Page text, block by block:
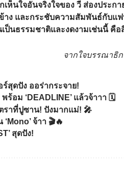
เห็นใจอันจริงใจของ วี ส่องประก
ง และกระชับความสัมพันธ์กับแ
ป็นธรรมชาติและงดงามเช่นนี้ คือ
จากใจบรรณาธิก
สุดปัง ออร่ากระจาย!
อม ‘DEADLINE’ แล้วจ้าาา 🗓️
ตราที่ปูซาน! ปังมากแม่! 🎤
จ้าา 🎬🔥
สุดปัง!